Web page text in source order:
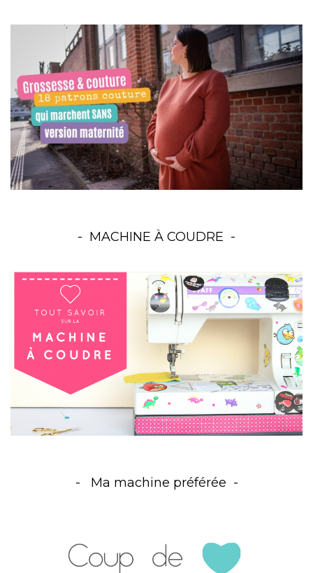
MACHINE À COUDRE
Ma machine préférée